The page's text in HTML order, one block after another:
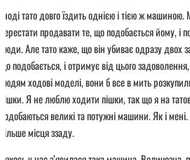
Іноді тато довго їздить однією і тією ж
перестати продавати те, що подобається йому, і
люди. Але тато каже, що він убиває одразу двох
що подобається, і отримує від цього
людям ходові моделі, вони б все в мить
пішки. Я не люблю ходити пішки, так що я на
подобаються великі та потужні машини. Як і
більше місця ззаду.